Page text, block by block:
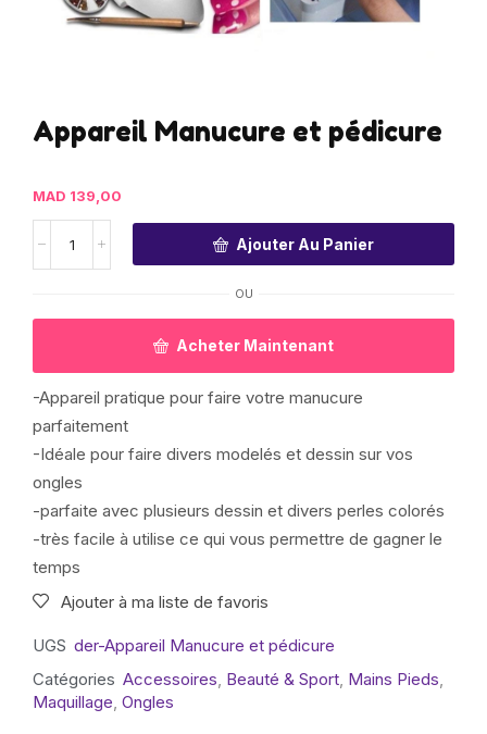
Appareil Manucure et pédicure
MAD 139,00
Ajouter Au Panier
OU
Acheter Maintenant
-Appareil pratique pour faire votre manucure
parfaitement
-Idéale pour faire divers modelés et dessin sur vos
ongles
-parfaite avec plusieurs dessin et divers perles colorés
-très facile à utilise ce qui vous permettre de gagner le
temps
Ajouter à ma liste de favoris
UGS der-Appareil Manucure et pédicure
Catégories Accessoires, Beauté & Sport, Mains Pieds,
Maquillage, Ongles